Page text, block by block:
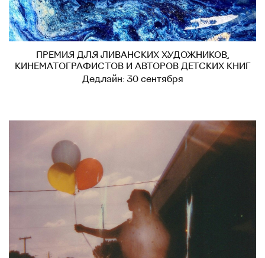
ПРЕМИЯ ДЛЯ ЛИВАНСКИХ ХУДОЖНИКОВ,
КИНЕМАТОГРАФИСТОВ И АВТОРОВ ДЕТСКИХ КНИГ
Дедлайн: 30 сентября